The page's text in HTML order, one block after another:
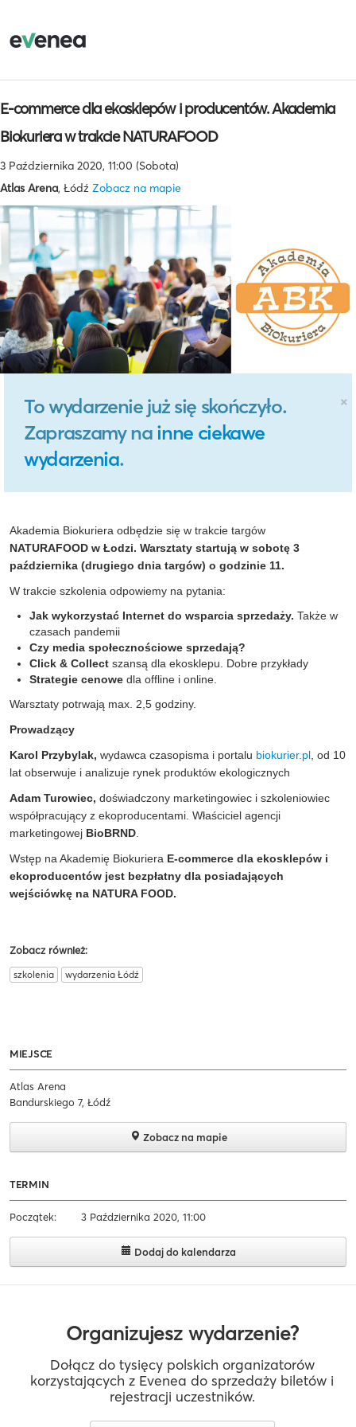
E-commerce dla ekosklepów i producentów. Akademia
Biokuriera w trakcie NATURAFOOD
3 Października 2020, 11:00 (Sobota)
Atlas Arena, Łódź Zobacz na mapie
×
To wydarzenie już się skończyło.
Zapraszamy na inne ciekawe
wydarzenia.
Akademia Biokuriera odbędzie się w trakcie targów
NATURAFOOD w Łodzi. Warsztaty startują w sobotę 3
października (drugiego dnia targów) o godzinie 11.
W trakcie szkolenia odpowiemy na pytania:
Jak wykorzystać Internet do wsparcia sprzedaży. Także w
czasach pandemii
Czy media społecznościowe sprzedają?
Click & Collect szansą dla ekosklepu. Dobre przykłady
Strategie cenowe dla offline i online.
Warsztaty potrwają max. 2,5 godziny.
Prowadzący
Karol Przybylak, wydawca czasopisma i portalu biokurier.pl , od 10
lat obserwuje i analizuje rynek produktów ekologicznych
Adam Turowiec, doświadczony marketingowiec i szkoleniowiec
współpracujący z ekoproducentami. Właściciel agencji
marketingowej BioBRND
Wstęp na Akademię Biokuriera E-commerce dla ekosklepów i
ekoproducentów jest bezpłatny dla posiadających
wejściówkę na NATURA FOOD.
Zobacz również:
szkolenia wydarzenia Łódź
MIEJSCE
Atlas Arena
Bandurskiego 7, Łódź
Zobacz na mapie
TERMIN
Początek: 3 Października 2020, 11:00
Dodaj do kalendarza
Organizujesz wydarzenie?
Dołącz do tysięcy polskich organizatorów
korzystających z Evenea do sprzedaży biletów i
rejestracji uczestników.